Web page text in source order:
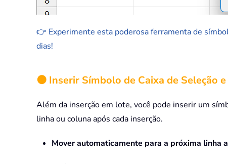
👉 Experimente esta poderosa ferramenta de
dias!
🟠 Inserir Símbolo de Caixa de Seleção
Além da inserção em lote, você pode inserir um
linha ou coluna após cada inserção.
Mover automaticamente para a próxima linha